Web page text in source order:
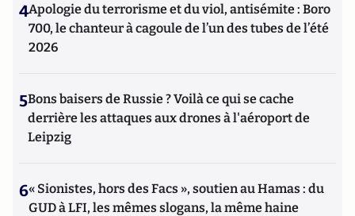
4Apologie du terrorisme et du viol, antisémite : Boro
700, le chanteur à cagoule de l’un des tubes de l’été
2026
5Bons baisers de Russie ? Voilà ce qui se cache
derrière les attaques aux drones à l'aéroport de
Leipzig
6« Sionistes, hors des Facs », soutien au Hamas : du
GUD à LFI, les mêmes slogans, la même haine